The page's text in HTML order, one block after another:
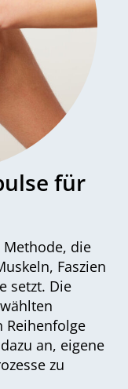
für
die
Faszien
setzt. Die
Reihenfolge
an, eigene
zu